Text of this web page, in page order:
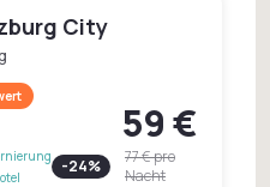
City
59 €
-24% 77 €pro
Nacht